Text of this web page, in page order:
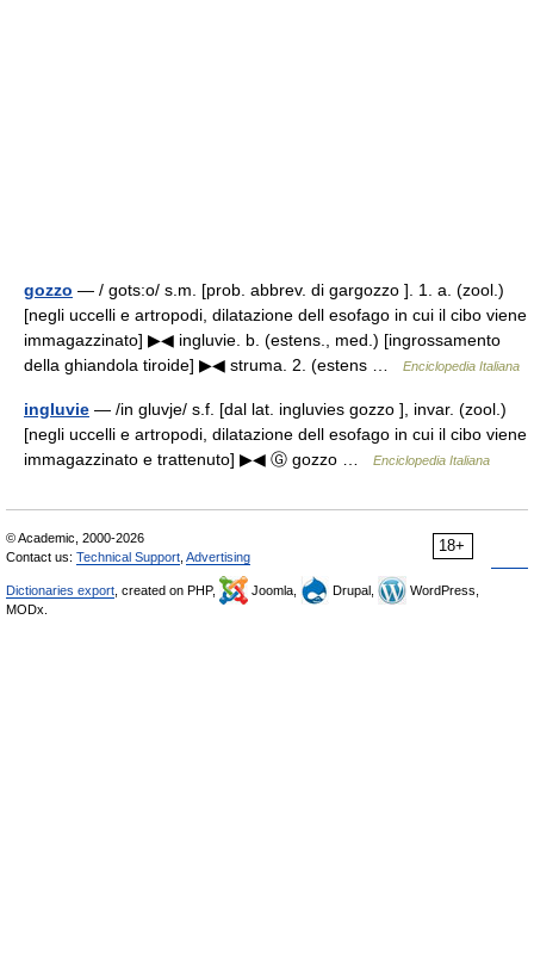
gozzo — / gots:o/ s.m. [prob. abbrev. di gargozzo ]. 1. a. (zool.)
[negli uccelli e artropodi, dilatazione dell esofago in cui il cibo viene
immagazzinato] ▶◀ ingluvie. b. (estens., med.) [ingrossamento
della ghiandola tiroide] ▶◀ struma. 2. (estens …
Enciclopedia Italiana
ingluvie — /in gluvje/ s.f. [dal lat. ingluvies gozzo ], invar. (zool.)
[negli uccelli e artropodi, dilatazione dell esofago in cui il cibo viene
immagazzinato e trattenuto] ▶◀ Ⓖ gozzo …
Enciclopedia Italiana
18+
© Academic, 2000-2026
Contact us: Technical Support Advertising
Dictionaries export , created on PHP, Joomla, Drupal,
WordPress,
MODx.